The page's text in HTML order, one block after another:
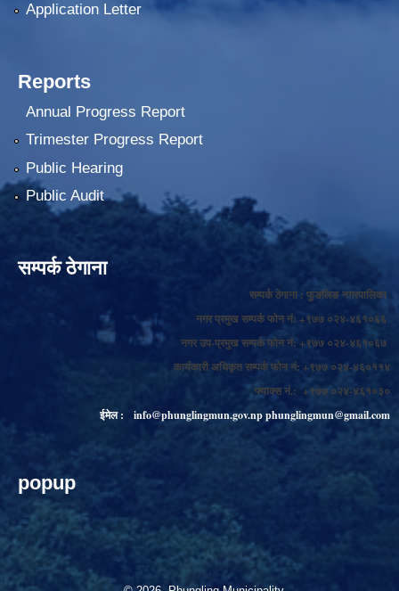
Application Letter
Reports
Annual Progress Report
Trimester Progress Report
Public Hearing
Public Audit
सम्पर्क ठेगाना
सम्पर्क ठेगाना : फुङलिङ नगरपालिका
नगर प्रमुख सम्पर्क फोन नं: +९७७ ०२४-४६१०६६
नगर उप-प्रमुख सम्पर्क फोन नं: +९७७ ०२४-४६१०६७
कार्यकारी अधिकृत सम्पर्क फोन नं: +९७७ ०२४-४६०११४
फ्याक्स नं.: +९७७ ०२४-४६१०३०
ईमेल :
info@phunglingmun.gov.npphunglingmun@gmail.com
popup